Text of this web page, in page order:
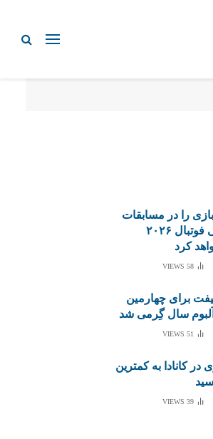
کانادا ۱۳ بازی را در مسابقات
جام جهانی فوتبال ۲۰۲۶
کرد
58
VIEWS
برای چهارمین
آلبوم سال گِرمی شد
51
VIEWS
در کانادا به کمترین
39
VIEWS